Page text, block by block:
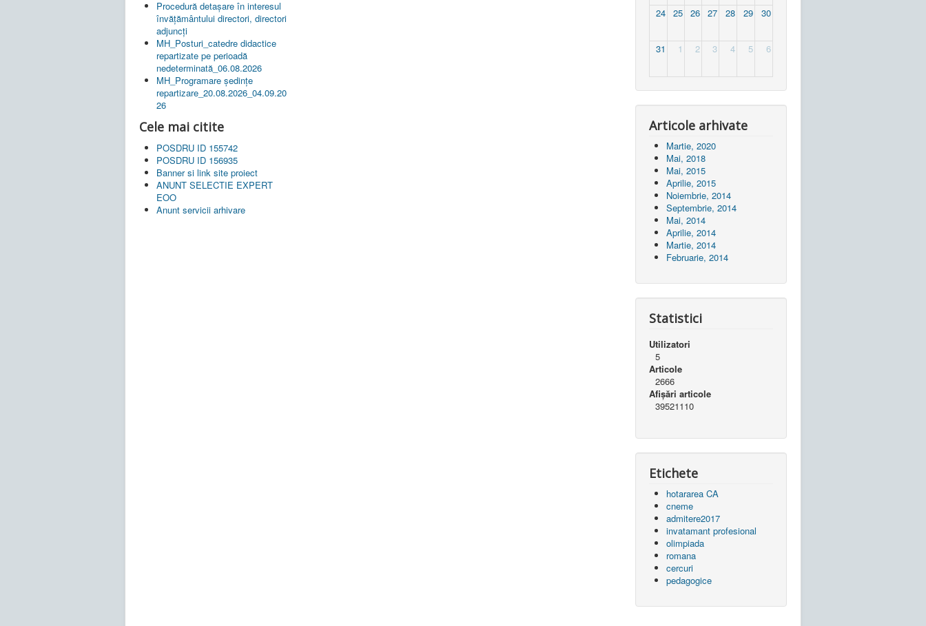
Procedură detașare în interesul
învățământului directori, directori
adjuncți
MH_Posturi_catedre didactice
repartizate pe perioadă
nedeterminată_06.08.2026
MH_Programare ședințe
repartizare_20.08.2026_04.09.20
26
Cele mai citite
POSDRU ID 155742
POSDRU ID 156935
Banner si link site proiect
ANUNT SELECTIE EXPERT
EOO
Anunt servicii arhivare
24 25 26 27 28 29 30
31 1 2 3 4 5 6
Articole arhivate
Martie, 2020
Mai, 2018
Mai, 2015
Aprilie, 2015
Noiembrie, 2014
Septembrie, 2014
Mai, 2014
Aprilie, 2014
Martie, 2014
Februarie, 2014
Statistici
Utilizatori
5
Articole
2666
Afișări articole
39521110
Etichete
hotararea CA
cneme
admitere2017
invatamant profesional
olimpiada
romana
cercuri
pedagogice